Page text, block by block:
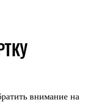
внимание на